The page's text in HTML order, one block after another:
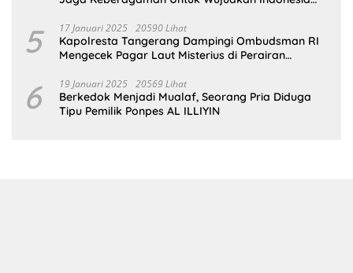
5 17 Januari 2025 20590 Lihat
Kapolresta Tangerang Dampingi Ombudsman RI
Mengecek Pagar Laut Misterius di Perairan
6 19 Januari 2025 20569 Lihat
Berkedok Menjadi Mualaf, Seorang Pria Diduga
Tipu Pemilik Ponpes AL ILLIYIN